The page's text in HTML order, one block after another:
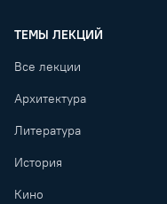
ТЕМЫ ЛЕКЦИЙ
Все лекции
Архитектура
Литература
История
Кино